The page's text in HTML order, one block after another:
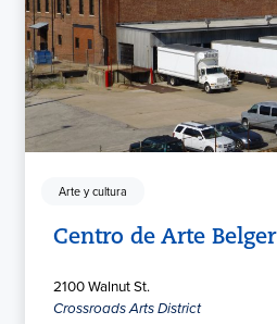
Arte y cultura
Centro de Arte Belger
2100 Walnut St.
Crossroads Arts District